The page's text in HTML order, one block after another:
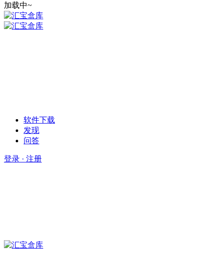
加载中~
软件下载
发现
问答
登录 · 注册